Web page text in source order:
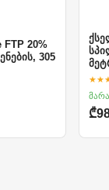
FTP 20%
305